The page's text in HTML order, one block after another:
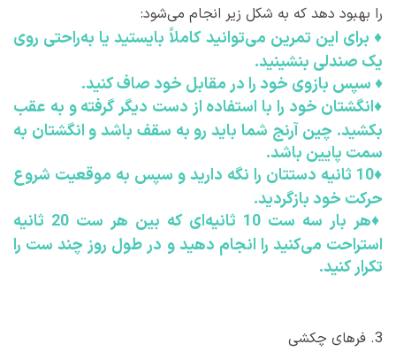
را بهبود دهد که به شکل زیر انجام می‌شود:
♦ برای این تمرین می‌توانید کاملاً بایستید یا به‌راحتی روی
یک صندلی بنشینید.
♦سپس بازوی خود را در مقابل خود صاف کنید.
♦انگشتان خود را با استفاده از دست دیگر گرفته و به عقب
بکشید. چین آرنج شما باید رو به سقف باشد و انگشتان به
سمت پایین باشد.
♦
10 ثانیه دستتان را نگه دارید و سپس به موقعیت شروع
حرکت خود بازگردید.
♦
هر بار سه ست 10 ثانیه‌ای که بین هر ست 20 ثانیه
استراحت می‌کنید را انجام دهید و در طول روز چند ست را
تکرار کنید.
3. فرهای چکشی